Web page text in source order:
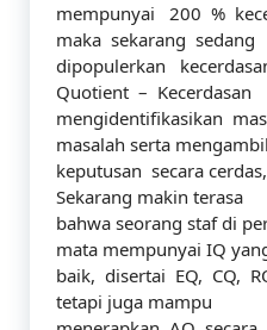
mempunyai 200 %
maka sekarang sedang
dipopulerkan
Quotient – Kecerdasan
mengidentifikasikan
masalah serta mengambil
keputusan secara
Sekarang makin terasa
bahwa seorang staf di
mata mempunyai IQ
baik, disertai EQ, CQ,
tetapi juga mampu